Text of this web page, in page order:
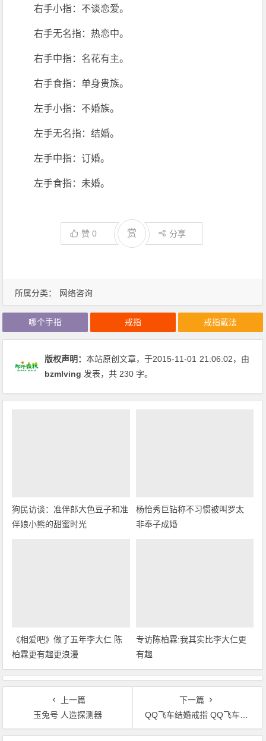
所属分类： 网络咨询
右手小指：不谈恋爱。
右手无名指：热恋中。
右手中指：名花有主。
右手食指：单身贵族。
左手小指：不婚族。
左手无名指：结婚。
左手中指：订婚。
左手食指：未婚。
赞0 赏 分享
哪个手指 戒指 戒指戴法
版权声明：本站原创文章，于2015-11-01 21:06:02，由
bzmlving 发表，共 230 字。
狗民访谈：准伴郎大色豆子和准
伴娘小熊的甜蜜时光
杨怡秀巨钻称不习惯被叫罗太
非奉子成婚
《相爱吧》做了五年李大仁 陈
柏霖更有趣更浪漫
专访陈柏霖:我其实比李大仁更
有趣
上一篇
玉兔号 人造探测器
下一篇
QQ飞车结婚戒指 QQ飞车婚戒的价格